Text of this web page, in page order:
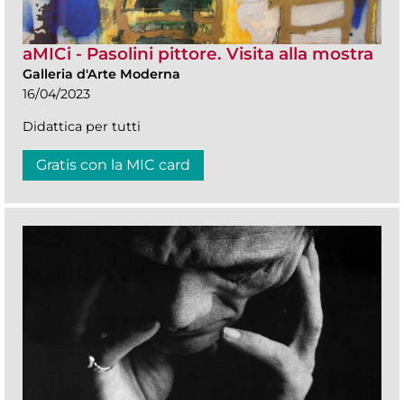
aMICi - Pasolini pittore. Visita alla mostra
Galleria d'Arte Moderna
16/04/2023
Didattica per tutti
Gratis con la MIC card